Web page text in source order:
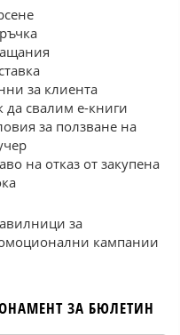
за клиента
да свалим е-книги
за ползване на
на отказ от закупена
за
кампании
ЗА БЮЛЕТИН